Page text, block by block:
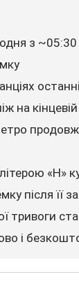
з
на кінцевій
літерою «Н»
після її
тривоги
і